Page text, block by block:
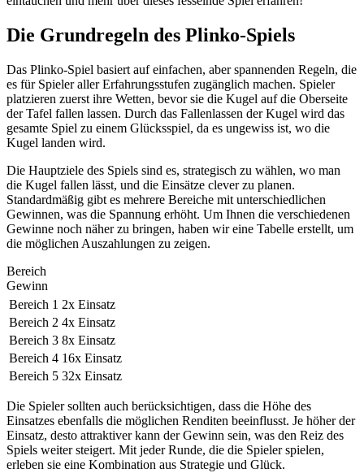
Die Grundregeln des Plinko-Spiels
Das Plinko-Spiel basiert auf einfachen, aber spannenden Regeln, die
es für Spieler aller Erfahrungsstufen zugänglich machen. Spieler
platzieren zuerst ihre Wetten, bevor sie die Kugel auf die Oberseite
der Tafel fallen lassen. Durch das Fallenlassen der Kugel wird das
gesamte Spiel zu einem Glücksspiel, da es ungewiss ist, wo die
Kugel landen wird.
Die Hauptziele des Spiels sind es, strategisch zu wählen, wo man
die Kugel fallen lässt, und die Einsätze clever zu planen.
Standardmäßig gibt es mehrere Bereiche mit unterschiedlichen
Gewinnen, was die Spannung erhöht. Um Ihnen die verschiedenen
Gewinne noch näher zu bringen, haben wir eine Tabelle erstellt, um
die möglichen Auszahlungen zu zeigen.
Bereich
Gewinn
Bereich 1 2x Einsatz
Bereich 2 4x Einsatz
Bereich 3 8x Einsatz
Bereich 4 16x Einsatz
Bereich 5 32x Einsatz
Die Spieler sollten auch berücksichtigen, dass die Höhe des
Einsatzes ebenfalls die möglichen Renditen beeinflusst. Je höher der
Einsatz, desto attraktiver kann der Gewinn sein, was den Reiz des
Spiels weiter steigert. Mit jeder Runde, die die Spieler spielen,
erleben sie eine Kombination aus Strategie und Glück.